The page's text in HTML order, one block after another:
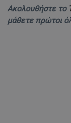
Ακολουθήστε το
μάθετε πρώτοι